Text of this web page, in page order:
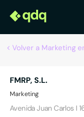
Volver a Marketing
FMRP, S.L.
Marketing
Avenida Juan Carlos I